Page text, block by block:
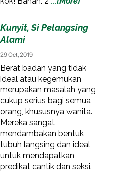
Kunyit, Si Pelangsing
Alami
29 Oct, 2019
Berat badan yang tidak
ideal atau kegemukan
merupakan masalah yang
cukup serius bagi semua
orang, khususnya wanita.
Mereka sangat
mendambakan bentuk
tubuh langsing dan ideal
untuk mendapatkan
predikat cantik dan seksi.